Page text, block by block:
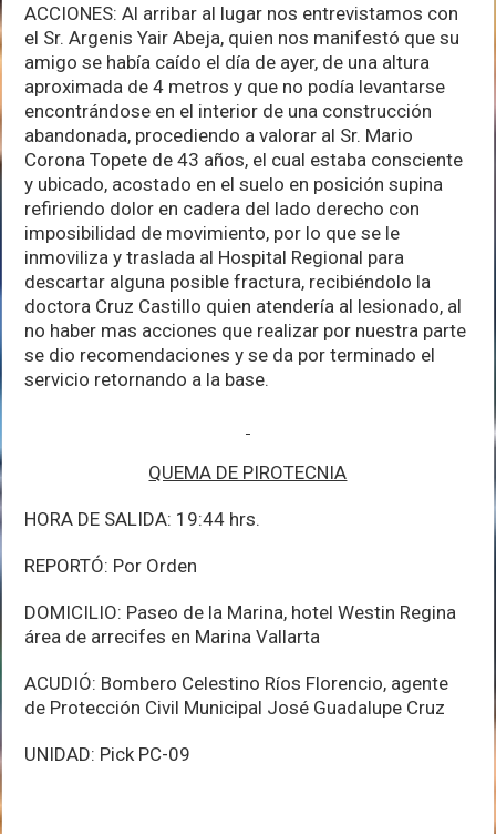
ACCIONES: Al arribar al lugar nos entrevistamos con
el Sr. Argenis Yair Abeja, quien nos manifestó que su
amigo se había caído el día de ayer, de una altura
aproximada de 4 metros y que no podía levantarse
encontrándose en el interior de una construcción
abandonada, procediendo a valorar al Sr. Mario
Corona Topete de 43 años, el cual estaba consciente
y ubicado, acostado en el suelo en posición supina
refiriendo dolor en cadera del lado derecho con
imposibilidad de movimiento, por lo que se le
inmoviliza y traslada al Hospital Regional para
descartar alguna posible fractura, recibiéndolo la
doctora Cruz Castillo quien atendería al lesionado, al
no haber mas acciones que realizar por nuestra parte
se dio recomendaciones y se da por terminado el
servicio retornando a la base.
QUEMA DE PIROTECNIA
HORA DE SALIDA: 19:44 hrs.
REPORTÓ: Por Orden
DOMICILIO: Paseo de la Marina, hotel Westin Regina
área de arrecifes en Marina Vallarta
ACUDIÓ: Bombero Celestino Ríos Florencio, agente
de Protección Civil Municipal José Guadalupe Cruz
UNIDAD: Pick PC-09